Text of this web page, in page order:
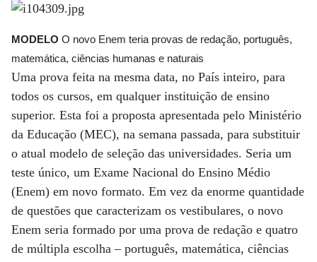
MODELO O novo Enem teria provas de redação, português,
matemática, ciências humanas e naturais
Uma prova feita na mesma data, no País inteiro, para
todos os cursos, em qualquer instituição de ensino
superior. Esta foi a proposta apresentada pelo Ministério
da Educação (MEC), na semana passada, para substituir
o atual modelo de seleção das universidades. Seria um
teste único, um Exame Nacional do Ensino Médio
(Enem) em novo formato. Em vez da enorme quantidade
de questões que caracterizam os vestibulares, o novo
Enem seria formado por uma prova de redação e quatro
de múltipla escolha – português, matemática, ciências